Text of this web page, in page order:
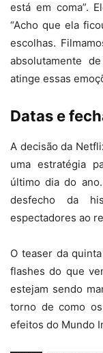
está em coma”.
“Acho que ela
escolhas.
absolutamente
atinge essas
Datas e
A decisão da
uma estratégia
último dia do
desfecho da
espectadores ao
O teaser da
flashes do que
estejam sendo
torno de como
efeitos do Mundo